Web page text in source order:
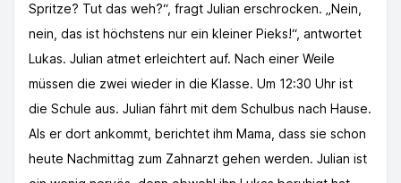
Spritze? Tut das weh?“, fragt Julian erschrocken. „Nein,
nein, das ist höchstens nur ein kleiner Pieks!“, antwortet
Lukas. Julian atmet erleichtert auf. Nach einer Weile
müssen die zwei wieder in die Klasse. Um 12:30 Uhr ist
die Schule aus. Julian fährt mit dem Schulbus nach Hause.
Als er dort ankommt, berichtet ihm Mama, dass sie schon
heute Nachmittag zum Zahnarzt gehen werden. Julian ist